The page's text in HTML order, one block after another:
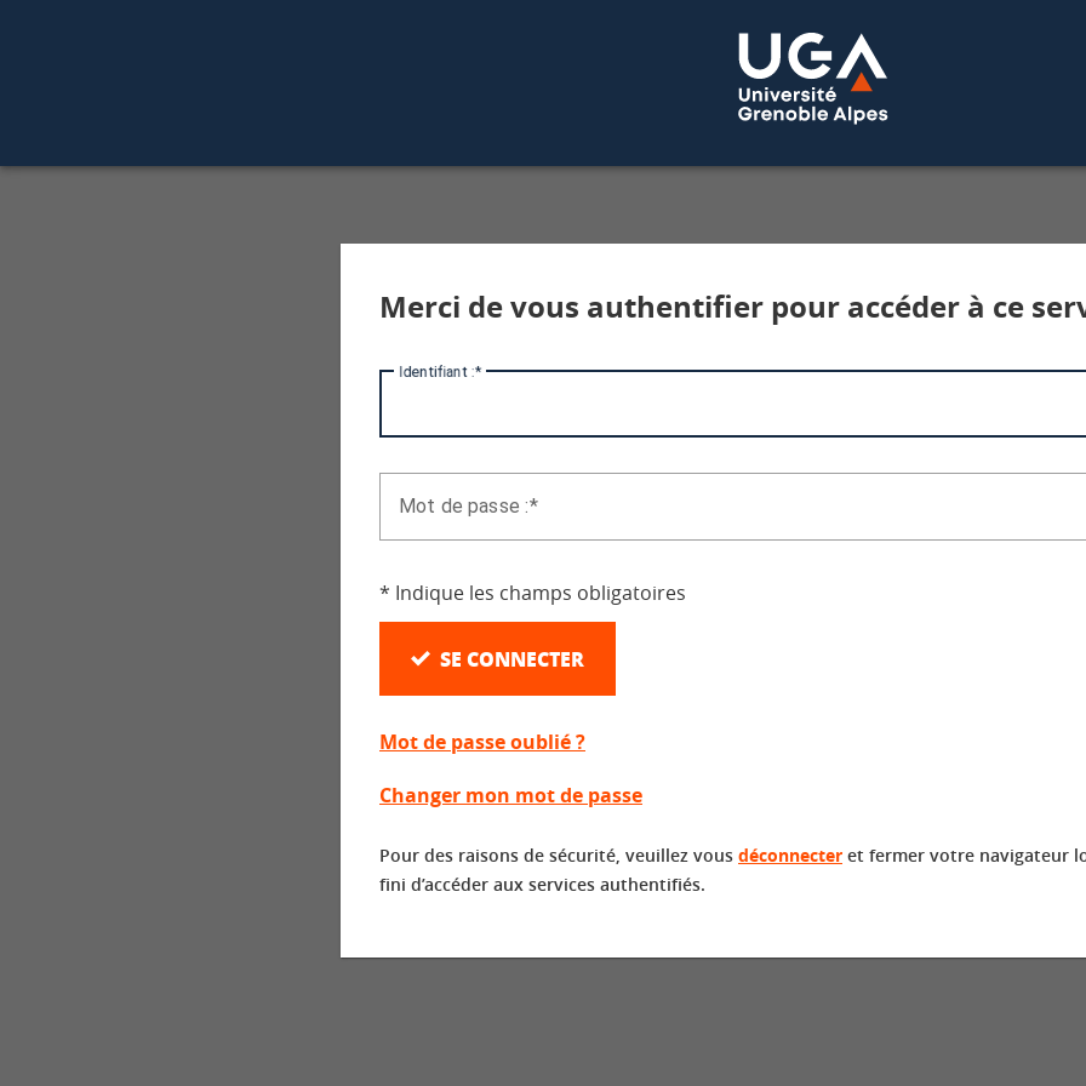
Service d'authentification aux services
Merci de vous authentifier pour accéder à ce
Identifiant :
Mot de passe :
* Indique les champs obligatoires
SE CONNECTER
Mot de passe oublié ?
Changer mon mot de passe
Pour des raisons de sécurité, veuillez vous déconnecter et fermer votre navigateur
fini d’accéder aux services authentifiés.